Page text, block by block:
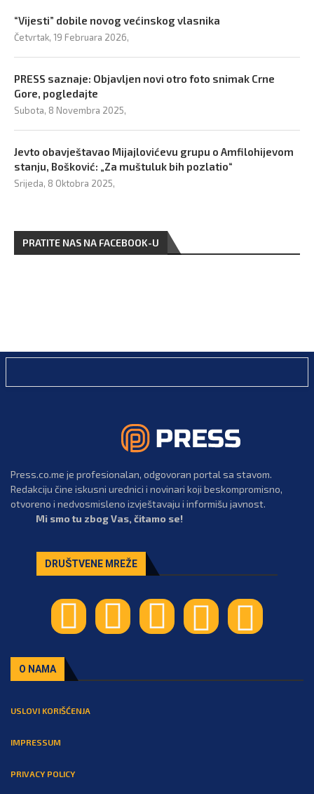
“Vijesti” dobile novog većinskog vlasnika
Četvrtak, 19 Februara 2026,
PRESS saznaje: Objavljen novi otro foto snimak Crne
Gore, pogledajte
Subota, 8 Novembra 2025,
Jevto obavještavao Mijajlovićevu grupu o Amfilohijevom
stanju, Bošković: „Za muštuluk bih pozlatio“
Srijeda, 8 Oktobra 2025,
PRATITE NAS NA FACEBOOK-U
Press.co.me je profesionalan, odgovoran portal sa stavom.
Redakciju čine iskusni urednici i novinari koji beskompromisno,
otvoreno i nedvosmisleno izvještavaju i informišu javnost.
Mi smo tu zbog Vas, čitamo se!
DRUŠTVENE MREŽE
O NAMA
USLOVI KORIŠĆENJA
IMPRESSUM
PRIVACY POLICY